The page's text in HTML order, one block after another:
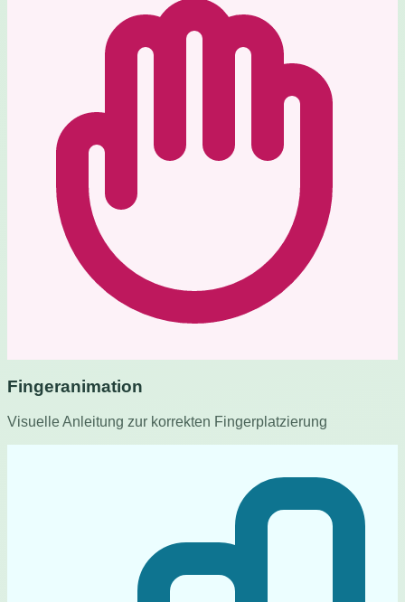
Fingeranimation
Visuelle Anleitung zur korrekten Fingerplatzierung